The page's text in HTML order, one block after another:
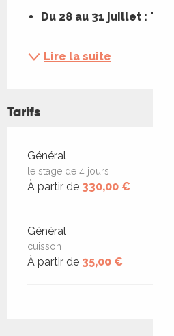
Du 28 au 31 juillet :
Lire la suite
Tarifs
Tarifs 2026
Général
le stage de 4 jours
À partir de 330,00 €
Général
cuisson
À partir de 35,00 €